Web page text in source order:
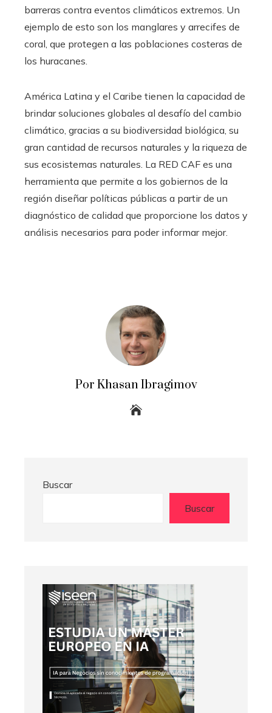
barreras contra eventos climáticos extremos. Un
ejemplo de esto son los manglares y arrecifes de
coral, que protegen a las poblaciones costeras de
los huracanes.
América Latina y el Caribe tienen la capacidad de
brindar soluciones globales al desafío del cambio
climático, gracias a su biodiversidad biológica, su
gran cantidad de recursos naturales y la riqueza de
sus ecosistemas naturales. La RED CAF es una
herramienta que permite a los gobiernos de la
región diseñar políticas públicas a partir de un
diagnóstico de calidad que proporcione los datos y
análisis necesarios para poder informar mejor.
Por Khasan Ibragimov
Buscar
Buscar